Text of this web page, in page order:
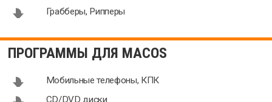
Грабберы, Рипперы
ПРОГРАММЫ ДЛЯ MACOS
Мобильные телефоны, КПК
CD/DVD диски